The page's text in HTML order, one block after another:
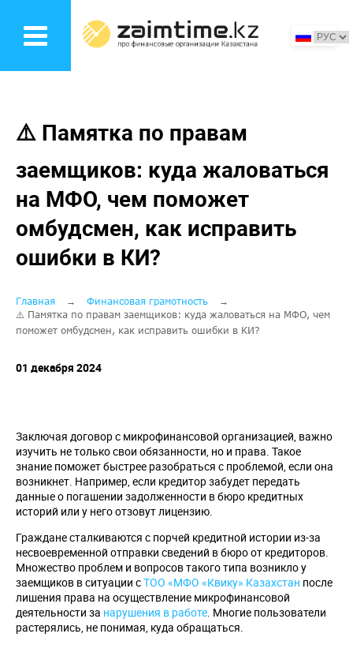
основному
⚠️ Памятка по правам
заемщиков: куда жаловаться
на МФО, чем поможет
омбудсмен, как исправить
ошибки в КИ?
Строка
навигации
Главная
Финансовая грамотность
⚠️ Памятка по правам заемщиков: куда жаловаться на МФО, чем
поможет омбудсмен, как исправить ошибки в КИ?
01 декабря 2024
Заключая договор с микрофинансовой организацией, важно
изучить не только свои обязанности, но и права. Такое
знание поможет быстрее разобраться с проблемой, если она
возникнет. Например, если кредитор забудет передать
данные о погашении задолженности в бюро кредитных
историй или у него отзовут лицензию.
Граждане сталкиваются с порчей кредитной истории из-за
несвоевременной отправки сведений в бюро от кредиторов.
Множество проблем и вопросов такого типа возникло у
заемщиков в ситуации сТОО «МФО «Квику» Казахстан после
лишения права на осуществление микрофинансовой
деятельности за нарушения в работе. Многие пользователи
растерялись, не понимая, куда обращаться.